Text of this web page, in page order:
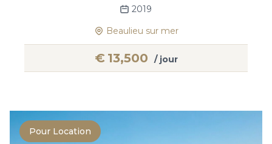
2019
Beaulieu sur mer
€ 13,500 / jour
Pour Location